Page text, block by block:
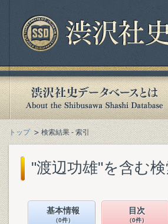
トップ 検索結果 - 索引
"渡辺功雄"を含む
基本情報
（0件）
目次
（0件）